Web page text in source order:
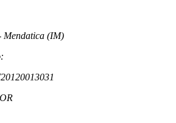
Mendatica (IM)